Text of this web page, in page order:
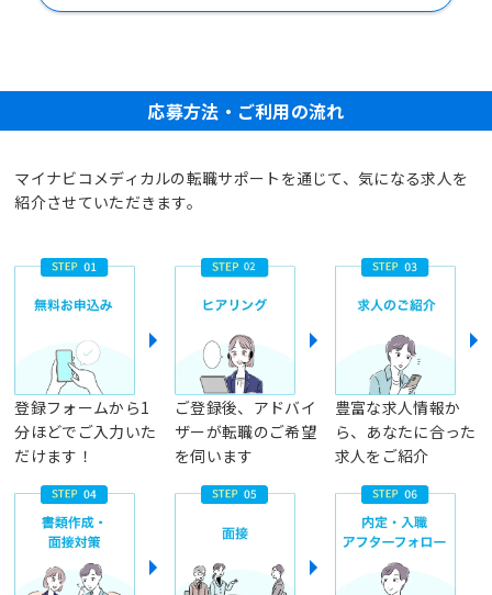
応募方法・ご利用の流れ
マイナビコメディカルの転職サポートを通じて、気になる求人を
紹介させていただきます。
登録フォームから1
分ほどでご入力いた
だけます！
ご登録後、アドバイ
ザーが転職のご希望
を伺います
豊富な求人情報か
ら、あなたに合った
求人をご紹介